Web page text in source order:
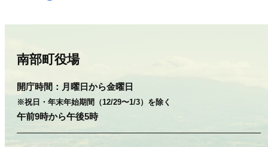
南部町役場
開庁時間： 月曜日から金曜日
※祝日・年末年始期間（12/29〜1/3）を除く
午前9時から午後5時